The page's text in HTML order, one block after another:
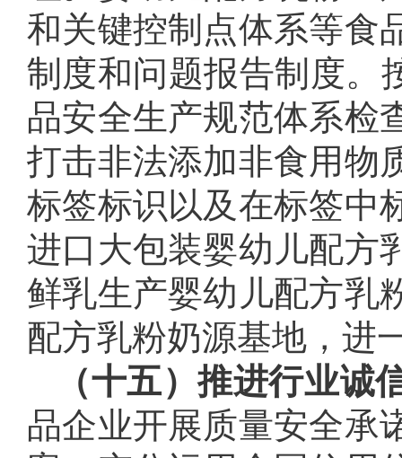
和关键控制点体系等食
制度和问题报告制度。
品安全生产规范体系检
打击非法添加非食用物
标签标识以及在标签中
进口大包装婴幼儿配方
鲜乳生产婴幼儿配方乳
配方乳粉奶源基地，进
（十五）推进行业诚
品企业开展质量安全承